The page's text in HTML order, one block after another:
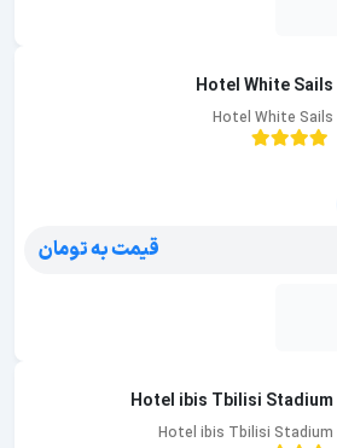
Hotel White Sails
Hotel White Sails
قیمت به تومان
Hotel ibis Tbilisi Stadium
Hotel ibis Tbilisi Stadium